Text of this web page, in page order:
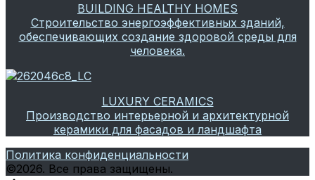
BUILDING HEALTHY HOMES
Строительство энергоэффективных зданий,
обеспечивающих создание здоровой среды для
человека.
LUXURY CERAMICS
Производство интерьерной и архитектурной
керамики для фасадов и ландшафта
Политика конфиденциальности
©2026. Все права защищены.